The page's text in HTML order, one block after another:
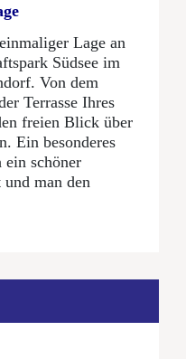
Lage an
Südsee im
Von dem
Terrasse Ihres
freien Blick über
Ein besonderes
ein schöner
man den
auf der
kann. Mit
können Sie
erkunden.
ganz
ist offengehalten